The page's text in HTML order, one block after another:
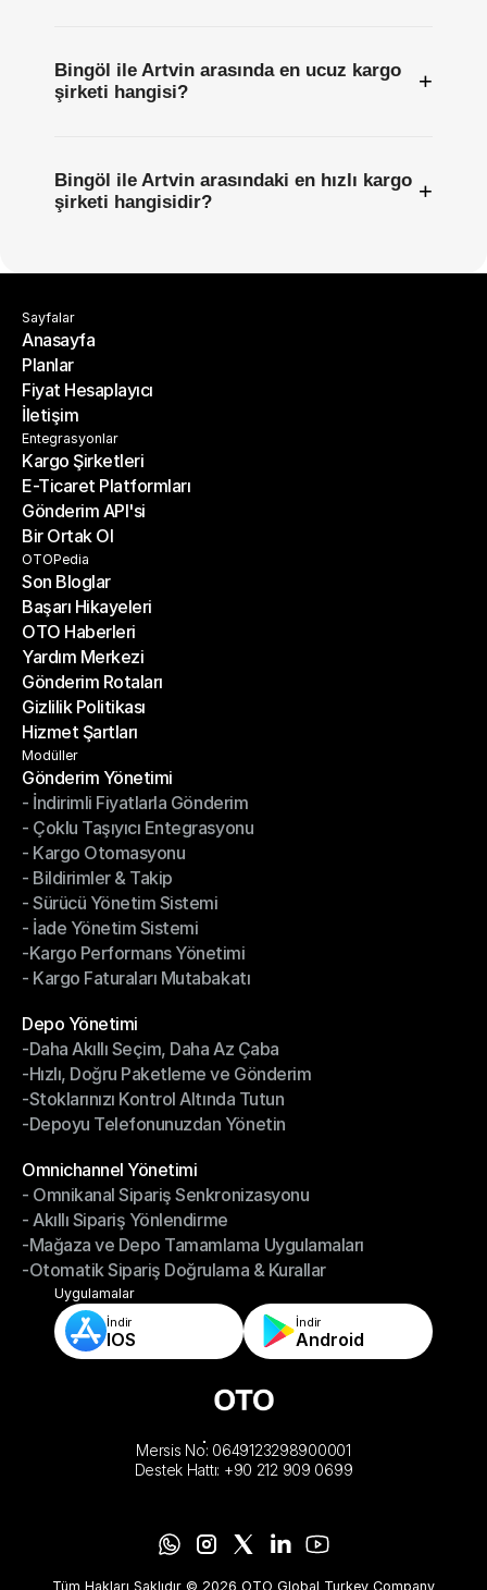
Bingöl ile Artvin arasında en ucuz kargo
şirketi hangisi?
+
Bingöl ile Artvin arasındaki en hızlı kargo
şirketi hangisidir?
+
Sayfalar
Anasayfa
Anasayfa
Planlar
Planlar
Fiyat Hesaplayıcı
Fiyat Hesaplayıcı
İletişim
İletişim
Entegrasyonlar
Kargo Şirketleri
Kargo Şirketleri
E-Ticaret Platformları
E-Ticaret Platformları
Gönderim API'si
Gönderim API'si
Bir Ortak Ol
Bir Ortak Ol
OTOPedia
Son Bloglar
Son Bloglar
Başarı Hikayeleri
Başarı Hikayeleri
OTO Haberleri
OTO Haberleri
Yardım Merkezi
Yardım Merkezi
Gönderim Rotaları
Gönderim Rotaları
Gizlilik Politikası
Gizlilik Politikası
Hizmet Şartları
Hizmet Şartları
Modüller
Gönderim Yönetimi
Gönderim Yönetimi
- İndirimli Fiyatlarla Gönderim
- İndirimli Fiyatlarla Gönderim
- Çoklu Taşıyıcı Entegrasyonu
- Çoklu Taşıyıcı Entegrasyonu
- Kargo Otomasyonu
- Kargo Otomasyonu
- Bildirimler & Takip
- Bildirimler & Takip
- Sürücü Yönetim Sistemi
- Sürücü Yönetim Sistemi
- İade Yönetim Sistemi
- İade Yönetim Sistemi
-Kargo Performans Yönetimi
-Kargo Performans Yönetimi
- Kargo Faturaları Mutabakatı
Depo Yönetimi
Depo Yönetimi
-Daha Akıllı Seçim, Daha Az Çaba
-Daha Akıllı Seçim, Daha Az Çaba
-Hızlı, Doğru Paketleme ve Gönderim
-Hızlı, Doğru Paketleme ve Gönderim
-Stoklarınızı Kontrol Altında Tutun
-Stoklarınızı Kontrol Altında Tutun
-Depoyu Telefonunuzdan Yönetin
Omnichannel Yönetimi
Omnichannel Yönetimi
- Omnikanal Sipariş Senkronizasyonu
- Omnikanal Sipariş Senkronizasyonu
- Akıllı Sipariş Yönlendirme
- Akıllı Sipariş Yönlendirme
-Mağaza ve Depo Tamamlama Uygulamaları
-Mağaza ve Depo Tamamlama Uygulamaları
-Otomatik Sipariş Doğrulama & Kurallar
-Otomatik Sipariş Doğrulama & Kurallar
Uygulamalar
İndir
IOS
İndir
Android
Mersis No: 0649123298900001
Destek Hattı: +90 212 909 0699
Tüm Hakları Saklıdır © 2026 OTO Global Turkey Company